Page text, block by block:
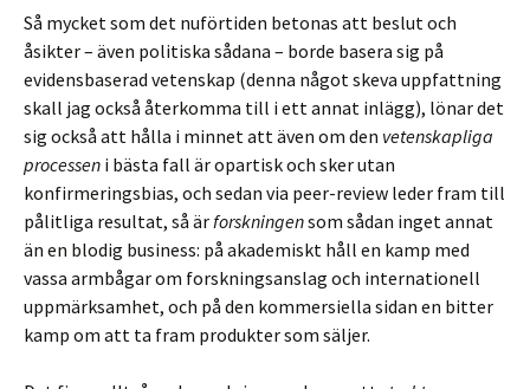
Så mycket som det nuförtiden betonas att beslut och
åsikter – även politiska sådana – borde basera sig på
evidensbaserad vetenskap (denna något skeva uppfattning
skall jag också återkomma till i ett annat inlägg), lönar det
sig också att hålla i minnet att även om den vetenskapliga
processen i bästa fall är opartisk och sker utan
konfirmeringsbias, och sedan via peer-review leder fram till
pålitliga resultat, så ärforskningensom sådan inget annat
än en blodig business: på akademiskt håll en kamp med
vassa armbågar om forskningsanslag och internationell
uppmärksamhet, och på den kommersiella sidan en bitter
kamp om att ta fram produkter som säljer.